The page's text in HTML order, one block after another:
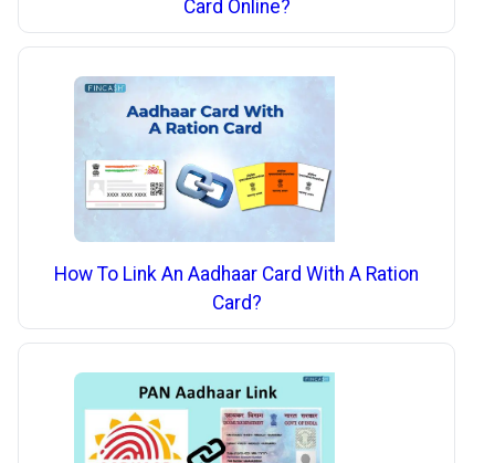
Card Online?
How To Link An Aadhaar Card With A Ration
Card?